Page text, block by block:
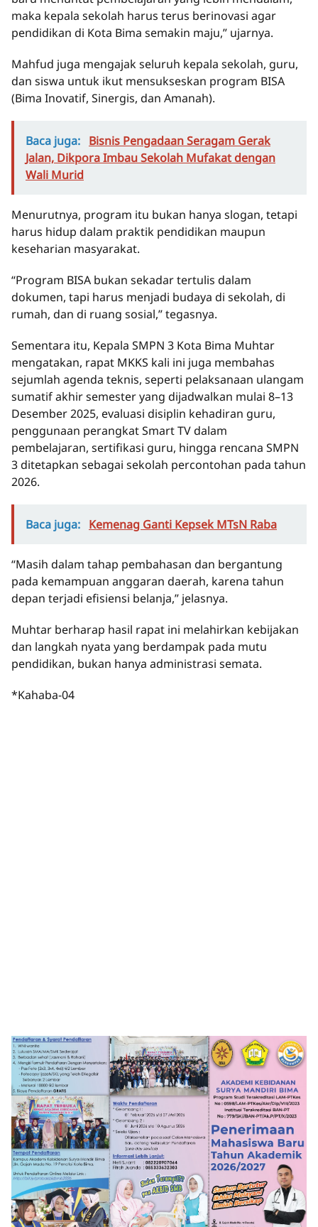
maka kepala sekolah harus terus berinovasi agar
pendidikan di Kota Bima semakin maju,” ujarnya.
Mahfud juga mengajak seluruh kepala sekolah, guru,
dan siswa untuk ikut mensukseskan program BISA
(Bima Inovatif, Sinergis, dan Amanah).
Baca juga: Bisnis Pengadaan Seragam Gerak
Jalan, Dikpora Imbau Sekolah Mufakat dengan
Wali Murid
Menurutnya, program itu bukan hanya slogan, tetapi
harus hidup dalam praktik pendidikan maupun
keseharian masyarakat.
“Program BISA bukan sekadar tertulis dalam
dokumen, tapi harus menjadi budaya di sekolah, di
rumah, dan di ruang sosial,” tegasnya.
Sementara itu, Kepala SMPN 3 Kota Bima Muhtar
mengatakan, rapat MKKS kali ini juga membahas
sejumlah agenda teknis, seperti pelaksanaan ulangam
sumatif akhir semester yang dijadwalkan mulai 8–13
Desember 2025, evaluasi disiplin kehadiran guru,
penggunaan perangkat Smart TV dalam
pembelajaran, sertifikasi guru, hingga rencana SMPN
3 ditetapkan sebagai sekolah percontohan pada tahun
2026.
Baca juga: Kemenag Ganti Kepsek MTsN Raba
“Masih dalam tahap pembahasan dan bergantung
pada kemampuan anggaran daerah, karena tahun
depan terjadi efisiensi belanja,” jelasnya.
Muhtar berharap hasil rapat ini melahirkan kebijakan
dan langkah nyata yang berdampak pada mutu
pendidikan, bukan hanya administrasi semata.
*Kahaba-04